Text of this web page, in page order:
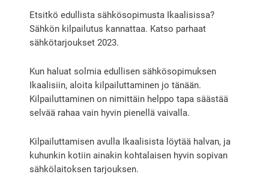
Etsitkö edullista sähkösopimusta Ikaalisissa?
Sähkön kilpailutus kannattaa. Katso parhaat
sähkötarjoukset 2023.
Kun haluat solmia edullisen sähkösopimuksen
Ikaalisiin, aloita kilpailuttaminen jo tänään.
Kilpailuttaminen on nimittäin helppo tapa säästää
selvää rahaa vain hyvin pienellä vaivalla.
Kilpailuttamisen avulla Ikaalisista löytää halvan, ja
kuhunkin kotiin ainakin kohtalaisen hyvin sopivan
sähkölaitoksen tarjouksen.